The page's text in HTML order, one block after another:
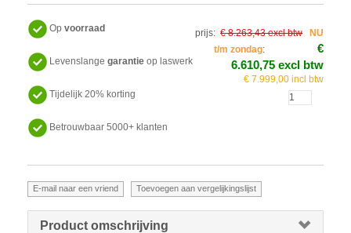
Op voorraad
Levenslange garantie op laswerk
Tijdelijk 20% korting
Betrouwbaar 5000+ klanten
prijs: € 8.263,43 excl btw
NU
t/m zondag:
€
6.610,75 excl btw
€ 7.999,00 incl btw
Product omschrijving